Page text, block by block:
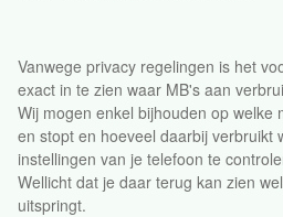
Vanwege privacy regelingen is het
exact in te zien waar MB's aan
Wij mogen enkel bijhouden op welke
en stopt en hoeveel daarbij verbruikt
instellingen van je telefoon te
Wellicht dat je daar terug kan zien
uitspringt.